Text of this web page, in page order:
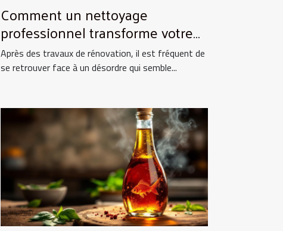
Comment un nettoyage
professionnel transforme votre
espace après rénovation ?
Après des travaux de rénovation, il est fréquent de
se retrouver face à un désordre qui semble...